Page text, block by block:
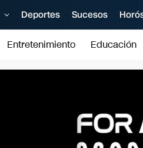
Deportes Sucesos
Entretenimiento Educación